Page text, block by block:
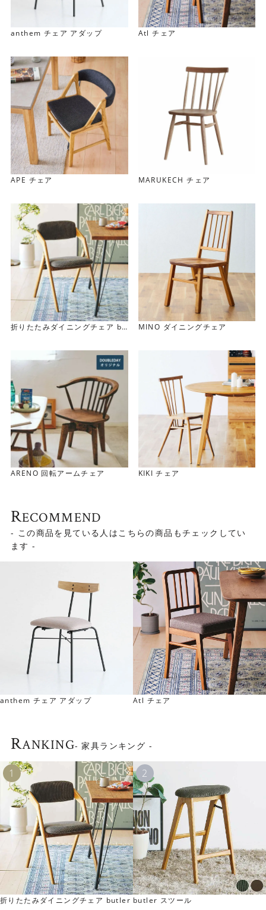
オーク材の温もり
美しい木目とやわらかな風合いが魅力のオーク材を使用し
ています。 自然素材ならではの表情が、ダイニング空間に
上質なぬくもりを添えます。
モダン、ナチュラル、北欧スタイルなど、さまざまなイン
テリアに自然に溶け込むデザインです。 ダイニング空間を
anthem チェア アダップ Atl チェア
APE チェア MARUKECH チェア
折りたたみダイニングチェア bu
MINO ダイニングチェア
ARENO 回転アームチェア KIKI チェア
RECOMMEND
- この商品を見ている人はこちらの商品もチェックしてい
ます -
チェア アダップ Atl チェア
RANKING- 家具ランキング -
折りたたみダイニングチェア butler butler スツール